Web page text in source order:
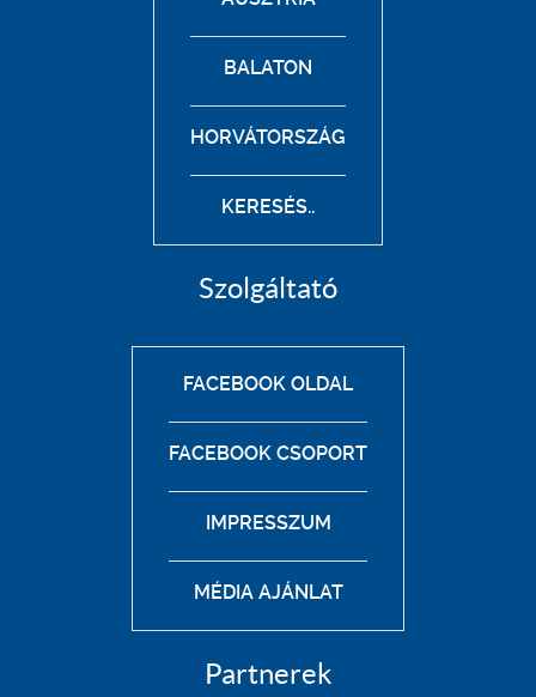
BALATON
HORVÁTORSZÁG
KERESÉS..
Szolgáltató
FACEBOOK OLDAL
FACEBOOK CSOPORT
IMPRESSZUM
MÉDIA AJÁNLAT
Partnerek